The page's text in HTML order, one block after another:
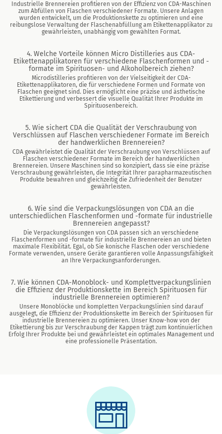
Industrielle Brennereien profitieren von der Effizienz von CDA-Maschinen
zum Abfüllen von Flaschen verschiedener Formate. Unsere Anlagen
wurden entwickelt, um die Produktionskette zu optimieren und eine
reibungslose Verwaltung der Flaschenabfüllung am Etikettenapplikator zu
gewährleisten, unabhängig vom gewählten Format.
4. Welche Vorteile können Micro Distilleries aus CDA-
Etikettenapplikatoren für verschiedene Flaschenformen und -
formate im Spirituosen- und Alkoholbereich ziehen?
Microdistilleries profitieren von der Vielseitigkeit der CDA-
Etikettenapplikatoren, die für verschiedene Formen und Formate von
Flaschen geeignet sind. Dies ermöglicht eine präzise und ästhetische
Etikettierung und verbessert die visuelle Qualität Ihrer Produkte im
Spirituosenbereich.
5. Wie sichert CDA die Qualität der Verschraubung von
Verschlüssen auf Flaschen verschiedener Formate im Bereich
der handwerklichen Brennereien?
CDA gewährleistet die Qualität der Verschraubung von Verschlüssen auf
Flaschen verschiedener Formate im Bereich der handwerklichen
Brennereien. Unsere Maschinen sind so konzipiert, dass sie eine präzise
Verschraubung gewährleisten, die Integrität Ihrer parapharmazeutischen
Produkte bewahren und gleichzeitig die Zufriedenheit der Benutzer
gewährleisten.
6. Wie sind die Verpackungslösungen von CDA an die
unterschiedlichen Flaschenformen und -formate für industrielle
Brennereien angepasst?
Die Verpackungslösungen von CDA passen sich an verschiedene
Flaschenformen und -formate für industrielle Brennereien an und bieten
maximale Flexibilität. Egal, ob Sie konische Flaschen oder verschiedene
Formate verwenden, unsere Geräte garantieren volle Anpassungsfähigkeit
an Ihre Verpackungsanforderungen.
7. Wie können CDA-Monoblock- und Komplettverpackungslinien
die Effizienz der Produktionskette im Bereich Spirituosen für
industrielle Brennereien optimieren?
Unsere Monoblöcke und kompletten Verpackungslinien sind darauf
ausgelegt, die Effizienz der Produktionskette im Bereich der Spirituosen für
industrielle Brennereien zu optimieren. Unser Know-how von der
Etikettierung bis zur Verschraubung der Kappen trägt zum kontinuierlichen
Erfolg Ihrer Produkte bei und gewährleistet ein optimales Management und
eine professionelle Präsentation.